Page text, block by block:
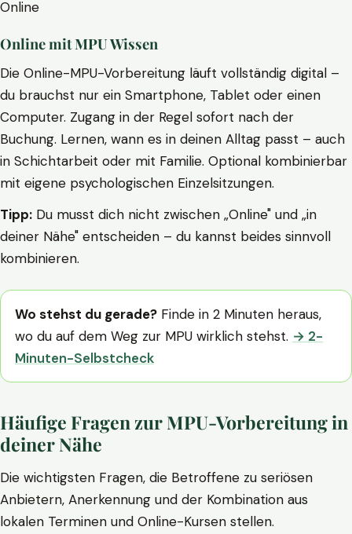
Online
Online mit MPU Wissen
Die Online-MPU-Vorbereitung läuft vollständig digital –
du brauchst nur ein Smartphone, Tablet oder einen
Computer. Zugang in der Regel sofort nach der
Buchung. Lernen, wann es in deinen Alltag passt – auch
in Schichtarbeit oder mit Familie. Optional kombinierbar
mit eigene psychologischen Einzelsitzungen.
Tipp: Du musst dich nicht zwischen „Online" und „in
deiner Nähe" entscheiden – du kannst beides sinnvoll
kombinieren.
Wo stehst du gerade? Finde in 2 Minuten heraus,
wo du auf dem Weg zur MPU wirklich stehst. → 2-
Minuten-Selbstcheck
Häufige Fragen zur MPU-Vorbereitung in
deiner Nähe
Die wichtigsten Fragen, die Betroffene zu seriösen
Anbietern, Anerkennung und der Kombination aus
lokalen Terminen und Online-Kursen stellen.